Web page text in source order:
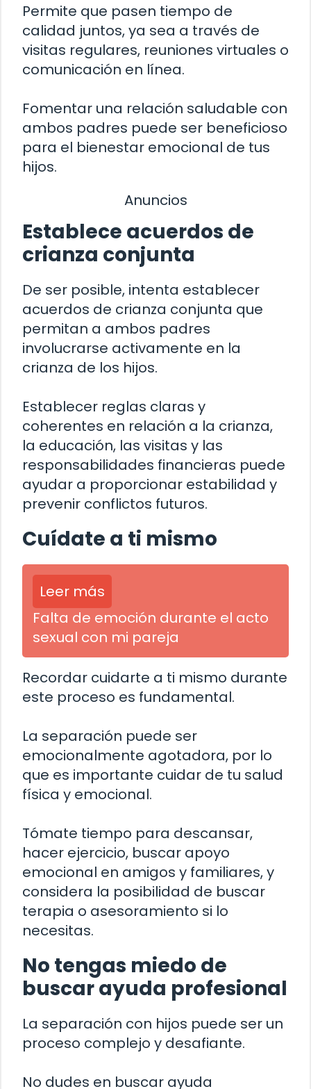
Permite que pasen tiempo de
calidad juntos, ya sea a través de
visitas regulares, reuniones virtuales o
comunicación en línea.
Fomentar una relación saludable con
ambos padres puede ser beneficioso
para el bienestar emocional de tus
hijos.
Anuncios
Establece acuerdos de
crianza conjunta
De ser posible, intenta establecer
acuerdos de crianza conjunta que
permitan a ambos padres
involucrarse activamente en la
crianza de los hijos.
Establecer reglas claras y
coherentes en relación a la crianza,
la educación, las visitas y las
responsabilidades financieras puede
ayudar a proporcionar estabilidad y
prevenir conflictos futuros.
Cuídate a ti mismo
Leer más
Falta de emoción durante el acto
sexual con mi pareja
Recordar cuidarte a ti mismo durante
este proceso es fundamental.
La separación puede ser
emocionalmente agotadora, por lo
que es importante cuidar de tu salud
física y emocional.
Tómate tiempo para descansar,
hacer ejercicio, buscar apoyo
emocional en amigos y familiares, y
considera la posibilidad de buscar
terapia o asesoramiento si lo
necesitas.
No tengas miedo de
buscar ayuda profesional
La separación con hijos puede ser un
proceso complejo y desafiante.
No dudes en buscar ayuda